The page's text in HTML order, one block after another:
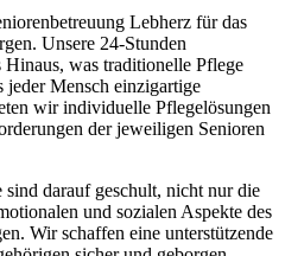
Lebherz für das
Unsere 24-Stunden
was traditionelle Pflege
jeder Mensch einzigartige
wir individuelle Pflegelösungen
der jeweiligen Senioren
darauf geschult, nicht nur die
und sozialen Aspekte des
Wir schaffen eine unterstützende